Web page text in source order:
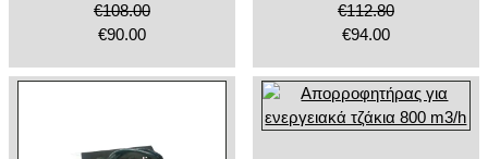
€108.00
€90.00
€112.80
€94.00